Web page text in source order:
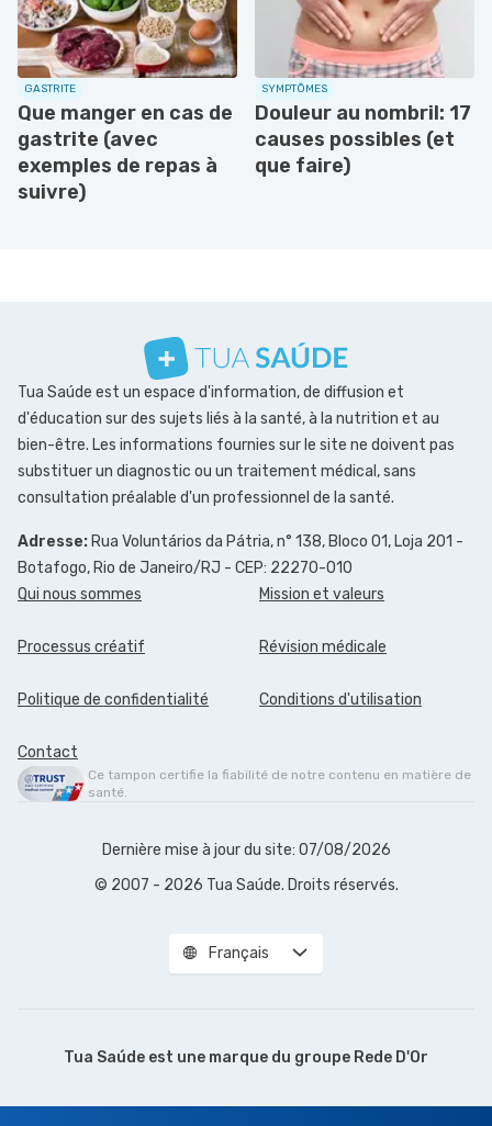
GASTRITE
Que manger en cas de
gastrite (avec
exemples de repas à
suivre)
SYMPTÔMES
Douleur au nombril: 17
causes possibles (et
que faire)
Tua Saúde est un espace d'information, de diffusion et
d'éducation sur des sujets liés à la santé, à la nutrition et au
bien-être. Les informations fournies sur le site ne doivent pas
substituer un diagnostic ou un traitement médical, sans
consultation préalable d'un professionnel de la santé.
Adresse: Rua Voluntários da Pátria, n° 138, Bloco 01, Loja 201 -
Botafogo, Rio de Janeiro/RJ - CEP: 22270-010
Qui nous sommes
Mission et valeurs
Processus créatif Révision médicale
Politique de confidentialité Conditions d'utilisation
Contact
Ce tampon certifie la fiabilité de notre contenu en matière de
santé.
Dernière mise à jour du site: 07/08/2026
© 2007 - 2026 Tua Saúde. Droits réservés.
Français
Tua Saúde est une marque du groupe Rede D'Or